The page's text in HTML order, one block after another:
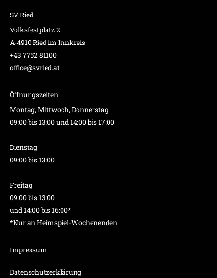
SV Ried
Volksfestplatz 2
A-4910 Ried im Innkreis
+43 7752 81100
office@svried.at
Öffnungszeiten
Montag, Mittwoch, Donnerstag
09:00 bis 13:00 und 14:00 bis 17:00
Dienstag
09:00 bis 13:00
Freitag
09:00 bis 13:00
und 14:00 bis 16:00*
*Nur an Heimspiel-Wochenenden
Impressum
Datenschutzerklärung